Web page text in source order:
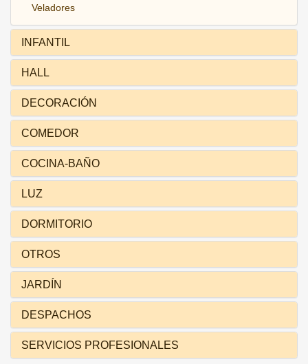
Veladores
INFANTIL
HALL
DECORACIÓN
COMEDOR
COCINA-BAÑO
LUZ
DORMITORIO
OTROS
JARDÍN
DESPACHOS
SERVICIOS PROFESIONALES